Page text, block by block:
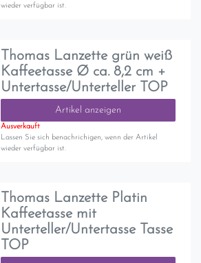
wieder verfügbar ist.
Thomas Lanzette grün weiß
Kaffeetasse Ø ca. 8,2 cm +
Untertasse/Unterteller TOP
Artikel anzeigen
Ausverkauft
Lassen Sie sich benachrichigen, wenn der Artikel
wieder verfügbar ist.
Thomas Lanzette Platin
Kaffeetasse mit
Unterteller/Untertasse Tasse
TOP